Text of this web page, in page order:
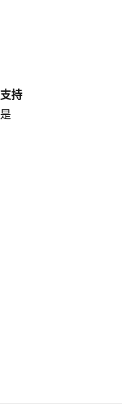
支持
是